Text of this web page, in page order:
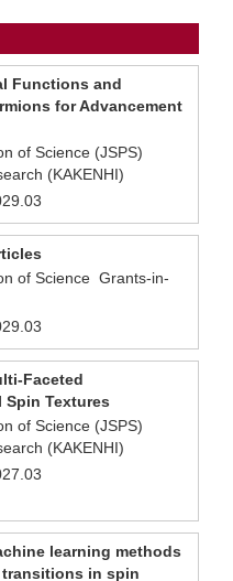
Functions and
for Advancement
of Science (JSPS)
(KAKENHI)
of Science Grants-in-
Faceted
Textures
of Science (JSPS)
(KAKENHI)
learning methods
in spin